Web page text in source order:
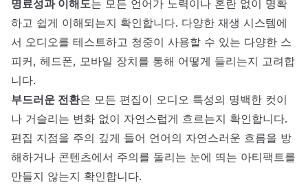
명료성과 이해도는 모든 언어가 노력이나 혼란 없이 명확
하고 쉽게 이해되는지 확인합니다. 다양한 재생 시스템에
서 오디오를 테스트하고 청중이 사용할 수 있는 다양한 스
피커, 헤드폰, 모바일 장치를 통해 어떻게 들리는지 고려합
니다.
부드러운 전환은 모든 편집이 오디오 특성의 명백한 컷이
나 거슬리는 변화 없이 자연스럽게 흐르는지 확인합니다.
편집 지점을 주의 깊게 들어 언어의 자연스러운 흐름을 방
해하거나 콘텐츠에서 주의를 돌리는 눈에 띄는 아티팩트를
만들지 않는지 확인합니다.